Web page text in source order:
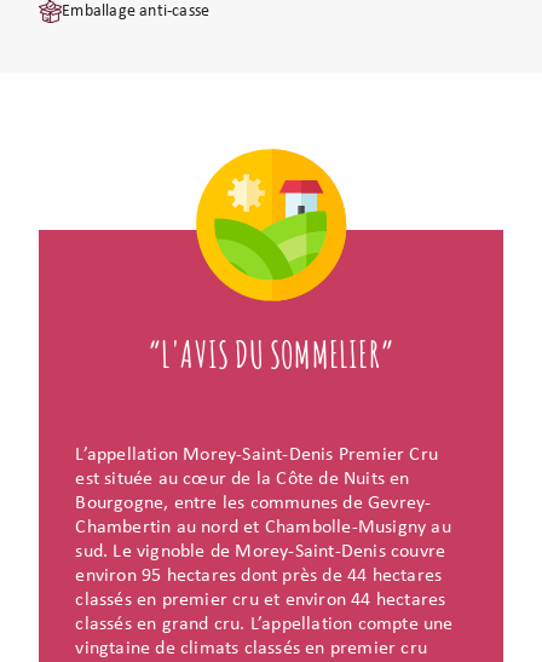
Emballage anti-casse
“L'AVIS DU SOMMELIER”
L’appellation Morey-Saint-Denis Premier Cru
est située au cœur de la Côte de Nuits en
Bourgogne, entre les communes de Gevrey-
Chambertin au nord et Chambolle-Musigny au
sud. Le vignoble de Morey-Saint-Denis couvre
environ 95 hectares dont près de 44 hectares
classés en premier cru et environ 44 hectares
classés en grand cru. L’appellation compte une
vingtaine de climats classés en premier cru